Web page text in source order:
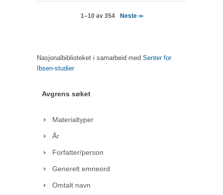
1–10 av 354 Neste >>
Nasjonalbiblioteket i samarbeid med Senter for
Ibsen-studier
Avgrens søket
Materialtyper
År
Forfatter/person
Generelt emneord
Omtalt navn